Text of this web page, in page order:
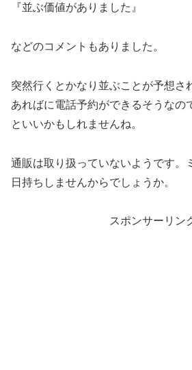
『並ぶ価値がありました』
などのコメントもありました。
突然行くとかなり並ぶことが予想さ
あればに電話予約ができるそうなの
といいかもしれませんね。
通販は取り扱っていないようです。
日持ちしませんからでしょうか。
スポンサーリン